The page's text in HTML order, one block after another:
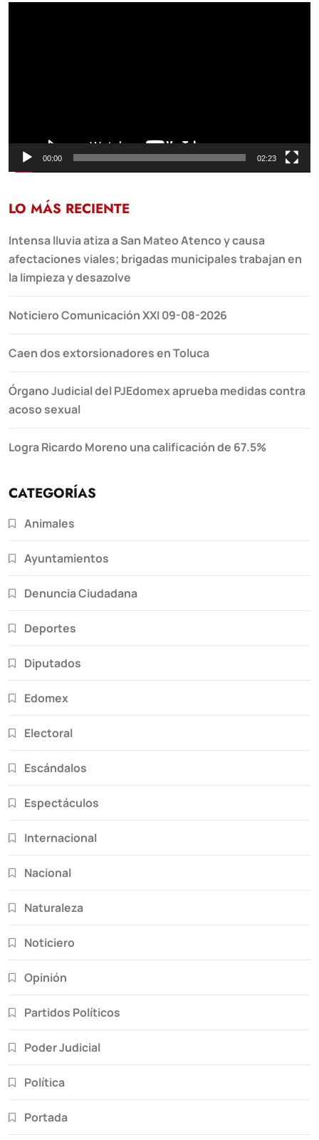
00:00 02:23
LO MÁS RECIENTE
Intensa lluvia atiza a San Mateo Atenco y causa
afectaciones viales; brigadas municipales trabajan en
la limpieza y desazolve
Noticiero Comunicación XXI 09-08-2026
Caen dos extorsionadores en Toluca
Órgano Judicial del PJEdomex aprueba medidas contra
acoso sexual
Logra Ricardo Moreno una calificación de 67.5%
CATEGORÍAS
Animales
Ayuntamientos
Denuncia Ciudadana
Deportes
Diputados
Edomex
Electoral
Escándalos
Espectáculos
Internacional
Nacional
Naturaleza
Noticiero
Opinión
Partidos Políticos
Poder Judicial
Política
Portada